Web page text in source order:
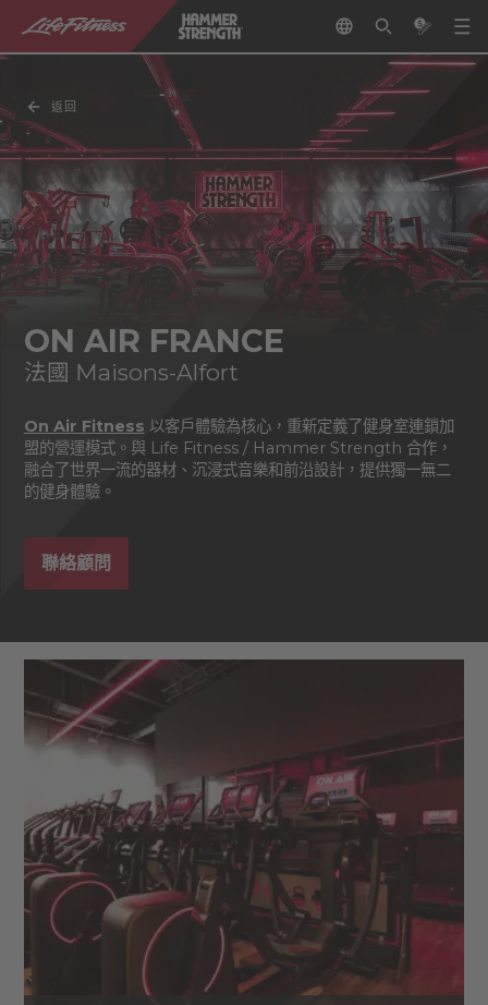
返回
ON AIR FRANCE
法國 Maisons-Alfort
On Air Fitness 以客戶體驗為核心，重新定義了健身室連鎖加
盟的營運模式。與 Life Fitness / Hammer Strength 合作，
融合了世界一流的器材、沉浸式音樂和前沿設計，提供獨一無二
的健身體驗。
聯絡顧問